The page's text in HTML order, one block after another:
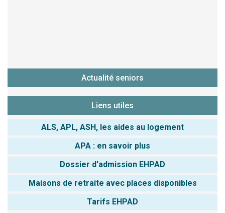
Actualité seniors
Liens utiles
ALS, APL, ASH, les aides au logement
APA : en savoir plus
Dossier d'admission EHPAD
Maisons de retraite avec places disponibles
Tarifs EHPAD